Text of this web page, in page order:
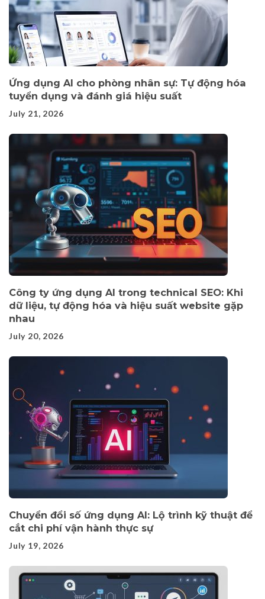
Ứng dụng AI cho phòng nhân sự: Tự động hóa
tuyển dụng và đánh giá hiệu suất
July 21, 2026
Công ty ứng dụng AI trong technical SEO: Khi
dữ liệu, tự động hóa và hiệu suất website gặp
nhau
July 20, 2026
Chuyển đổi số ứng dụng AI: Lộ trình kỹ thuật để
cắt chi phí vận hành thực sự
July 19, 2026